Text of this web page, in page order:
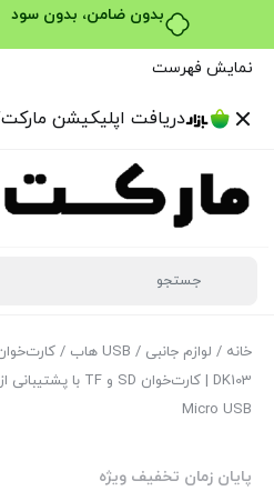
خرید قسطی با ترب‌پی
نمایش فهرست
دریافت اپلیکیشن مارکت7
خانه / لوازم جانبی / USB هاب
Micro USB
پایان زمان تخفیف ویژه